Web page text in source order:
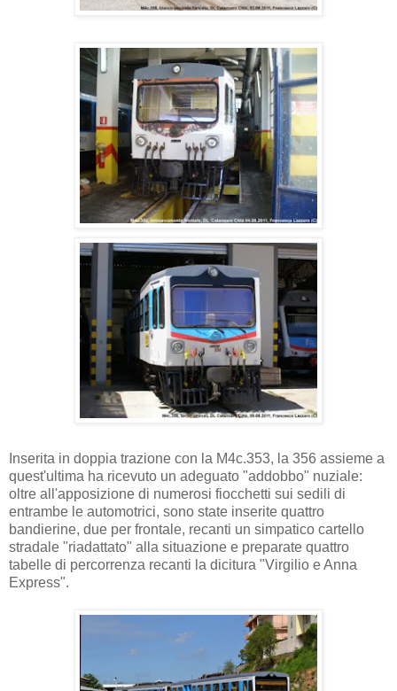
Inserita in doppia trazione con la M4c.353, la 356 assieme a
quest'ultima ha ricevuto un adeguato "addobbo" nuziale:
oltre all'apposizione di numerosi fiocchetti sui sedili di
entrambe le automotrici, sono state inserite quattro
bandierine, due per frontale, recanti un simpatico cartello
stradale "riadattato" alla situazione e preparate quattro
tabelle di percorrenza recanti la dicitura "Virgilio e Anna
Express".